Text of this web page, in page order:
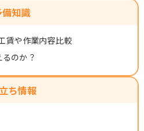
知識
賃や作業内容比較
のか？
ち情報